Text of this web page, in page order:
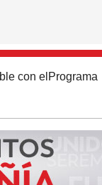
con el Programa